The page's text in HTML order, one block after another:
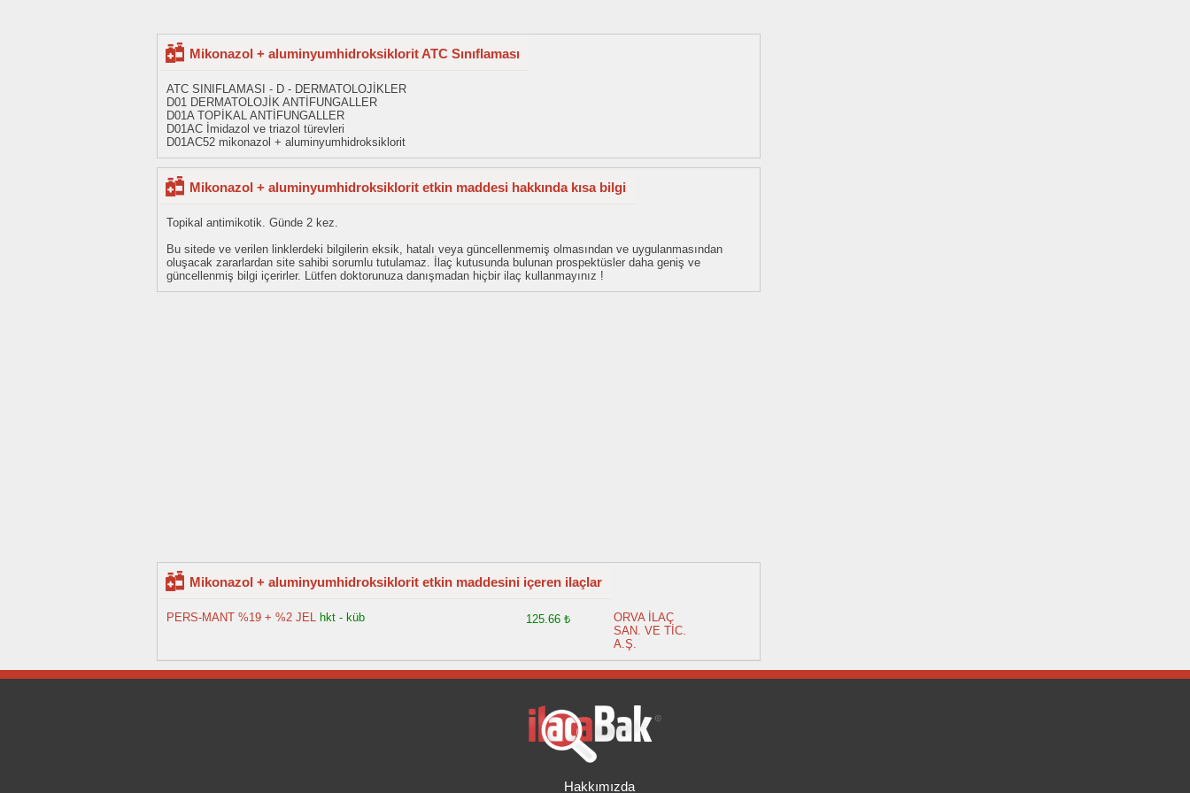
Mikonazol + aluminyumhidroksiklorit ATC Sınıflaması
ATC SINIFLAMASI - D - DERMATOLOJİKLER
D01 DERMATOLOJİK ANTİFUNGALLER
D01A TOPİKAL ANTİFUNGALLER
D01AC İmidazol ve triazol türevleri
D01AC52 mikonazol + aluminyumhidroksiklorit
Mikonazol + aluminyumhidroksiklorit etkin maddesi hakkında kısa bilgi
Topikal antimikotik. Günde 2 kez.
Bu sitede ve verilen linklerdeki bilgilerin eksik, hatalı veya güncellenmemiş olmasından ve uygulanmasından
oluşacak zararlardan site sahibi sorumlu tutulamaz. İlaç kutusunda bulunan prospektüsler daha geniş ve
güncellenmiş bilgi içerirler. Lütfen doktorunuza danışmadan hiçbir ilaç kullanmayınız !
Mikonazol + aluminyumhidroksiklorit etkin maddesini içeren ilaçlar
PERS-MANT %19 + %2 JEL hkt - küb 125.66 ₺
ORVA İLAÇ
SAN. VE TİC.
A.Ş.
Hakkımızda